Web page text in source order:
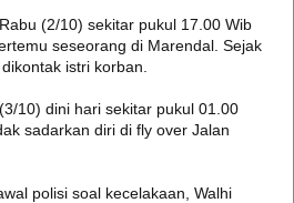
(2/10) sekitar pukul 17.00 Wib
seseorang di Marendal. Sejak
istri korban.
10) dini hari sekitar pukul 01.00
sadarkan diri di fly over Jalan
polisi soal kecelakaan, Walhi